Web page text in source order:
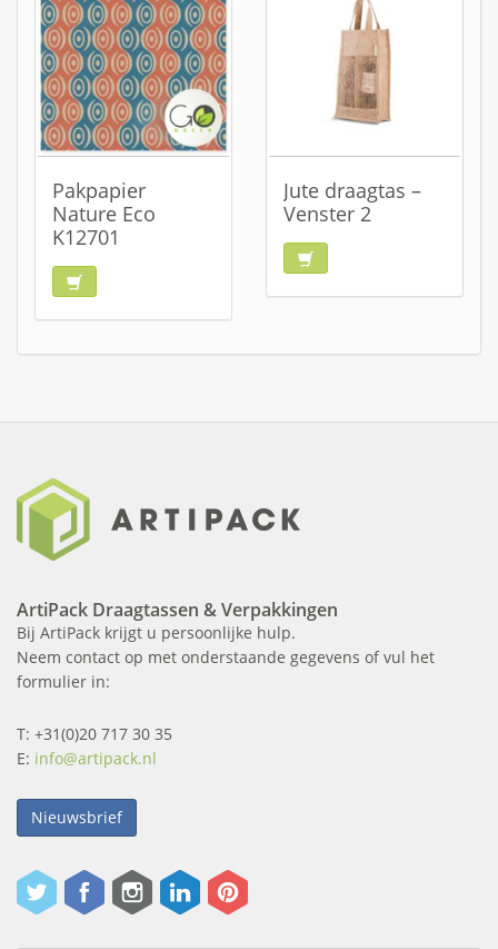
Pakpapier
Nature Eco
K12701
Jute draagtas –
Venster 2
ArtiPack Draagtassen & Verpakkingen
Bij ArtiPack krijgt u persoonlijke hulp.
Neem contact op met onderstaande gegevens of vul het
formulier in:
T: +31(0)20 717 30 35
E: info@artipack.nl
Nieuwsbrief